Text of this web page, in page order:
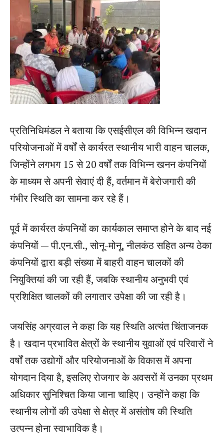
प्रतिनिधिमंडल ने बताया कि एसईसीएल की विभिन्न खदान
परियोजनाओं में वर्षों से कार्यरत स्थानीय भारी वाहन चालक,
जिन्होंने लगभग 15 से 20 वर्षों तक विभिन्न खनन कंपनियों
के माध्यम से अपनी सेवाएं दी हैं, वर्तमान में बेरोजगारी की
गंभीर स्थिति का सामना कर रहे हैं।
पूर्व में कार्यरत कंपनियों का कार्यकाल समाप्त होने के बाद नई
कंपनियों — पी.एन.सी., सोनू-मोनू, नीलकंठ सहित अन्य ठेका
कंपनियों द्वारा बड़ी संख्या में बाहरी वाहन चालकों की
नियुक्तियां की जा रही हैं, जबकि स्थानीय अनुभवी एवं
प्रशिक्षित चालकों की लगातार उपेक्षा की जा रही है।
जयसिंह अग्रवाल ने कहा कि यह स्थिति अत्यंत चिंताजनक
है। खदान प्रभावित क्षेत्रों के स्थानीय युवाओं एवं परिवारों ने
वर्षों तक उद्योगों और परियोजनाओं के विकास में अपना
योगदान दिया है, इसलिए रोजगार के अवसरों में उनका प्रथम
अधिकार सुनिश्चित किया जाना चाहिए। उन्होंने कहा कि
स्थानीय लोगों की उपेक्षा से क्षेत्र में असंतोष की स्थिति
उत्पन्न होना स्वाभाविक है।